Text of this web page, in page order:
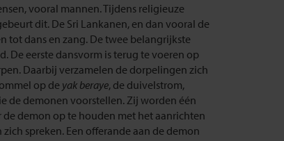
vooral mannen. Tijdens religieuze
dit. De Sri Lankanen, en dan vooral de
tot dans en zang. De twee belangrijkste
De eerste dansvorm is terug te voeren op
Daarbij verzamelen de dorpelingen zich
op de yak beraye, de duivelstrom,
de demonen voorstellen. Zij worden één
demon op te houden met het aanrichten
spreken. Een offerande aan de demon